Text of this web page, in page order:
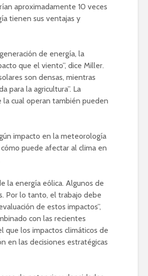
aproximadamente 10 veces
tienen sus ventajas y
de energía, la
que el viento”, dice Miller.
son densas, mientras
para la agricultura”. La
cual operan también pueden
impacto en la meteorología
puede afectar al clima en
la energía eólica. Algunos de
Por lo tanto, el trabajo debe
de estos impactos”,
con las recientes
que los impactos climáticos de
en las decisiones estratégicas